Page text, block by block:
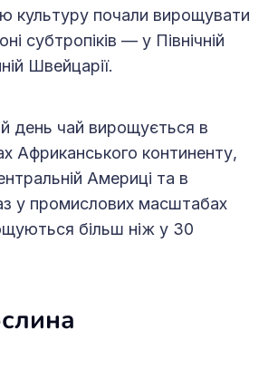
культуру почали вирощувати
субтропіків — у Північній
Швейцарії.
день чай вирощується в
Африканського континенту,
Америці та в
у промислових масштабах
більш ніж у 30